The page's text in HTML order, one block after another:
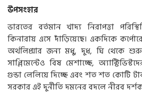
উপসংহার
ভারতের বর্তমান খাদ্য নিরাপত্তা
কিনারায় এসে দাঁড়িয়েছে। একদিকে
অর্থলিপ্সার জন্য মধু, দুধ, ঘি থেকে
সাপ্লিমেন্টেও বিষ মেশাচ্ছে,
গুন্ডা লেলিয়ে দিচ্ছে এবং শত শত কোটি
সরকার এই দুর্নীতি দমনের বদলে নীরব